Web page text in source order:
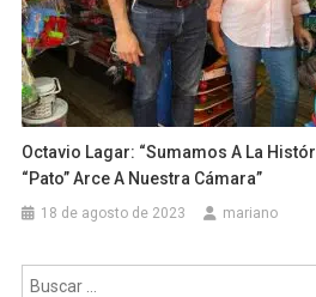
Octavio Lagar: “Sumamos A La
“Pato” Arce A Nuestra Cámara”
18 de agosto de 2023 mariano